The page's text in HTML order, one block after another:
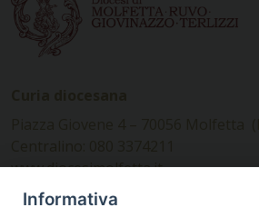
www.diocesimolfetta.it –
diocesimolfetta@pec.chiesacattolica.it
Informativa